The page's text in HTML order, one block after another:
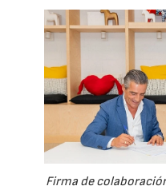
Firma de